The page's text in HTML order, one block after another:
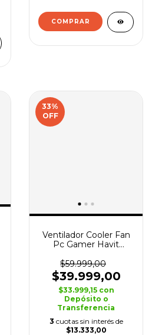
COMPRAR
33%
OFF
Ventilador Cooler Fan
Pc Gamer Havit
Led
$59.999,00
$39.999,00
$33.999,15 con
Depósito o
Transferencia
3 cuotas sin interés de
$13.333,00